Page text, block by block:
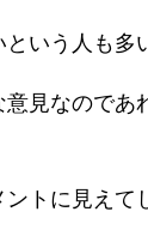
いう人も多
見なのであ
トに見えて